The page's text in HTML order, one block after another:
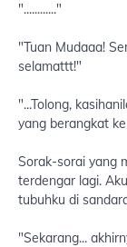
"............"
"Tuan Mudaaa!
selamattt!"
"...Tolong,
yang berangkat
Sorak-sorai yang
terdengar lagi.
tubuhku di
"Sekarang...